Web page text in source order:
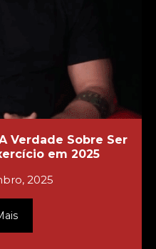
Verdade Sobre Ser
em 2025
2025